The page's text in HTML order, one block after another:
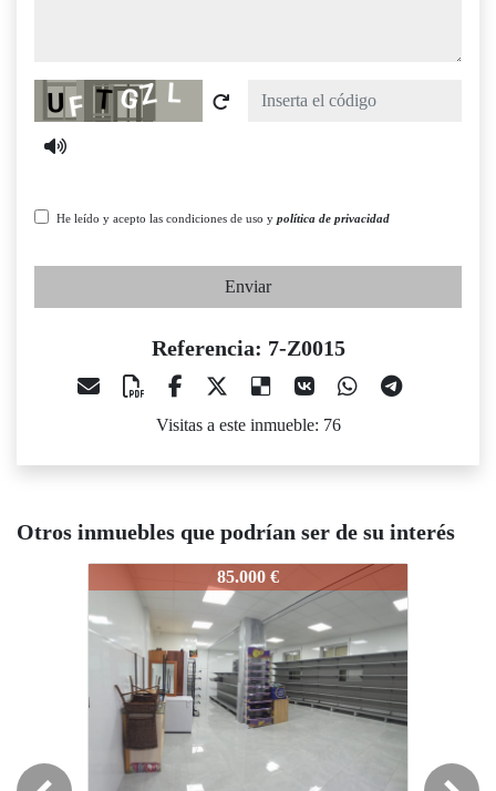
Captcha
He leído y acepto las condiciones de uso y política de privacidad
Enviar
Referencia: 7-Z0015
Visitas a este inmueble: 76
Otros inmuebles que podrían ser de su interés
85.000 €
7-Z0015 170.000 €